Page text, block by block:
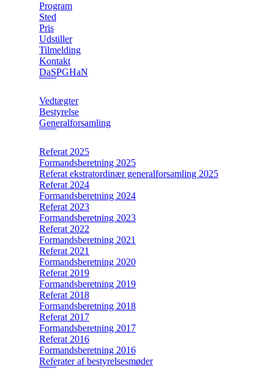
Program
Sted
Pris
Udstiller
Tilmelding
Kontakt
DaSPGHaN
Vedtægter
Bestyrelse
Generalforsamling
Referat 2025
Formandsberetning 2025
Referat ekstratordinær generalforsamling 2025
Referat 2024
Formandsberetning 2024
Referat 2023
Formandsberetning 2023
Referat 2022
Formandsberetning 2021
Referat 2021
Formandsberetning 2020
Referat 2019
Formandsberetning 2019
Referat 2018
Formandsberetning 2018
Referat 2017
Formandsberetning 2017
Referat 2016
Formandsberetning 2016
Referater af bestyrelsesmøder